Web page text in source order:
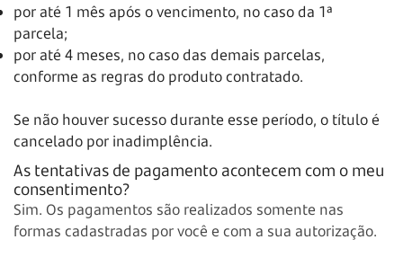
por até 1 mês após o vencimento, no caso da 1ª
parcela;
por até 4 meses, no caso das demais parcelas,
conforme as regras do produto contratado.
Se não houver sucesso durante esse período, o título é
cancelado por inadimplência.
As tentativas de pagamento acontecem com o meu
consentimento?
Sim. Os pagamentos são realizados somente nas
formas cadastradas por você e com a sua autorização.